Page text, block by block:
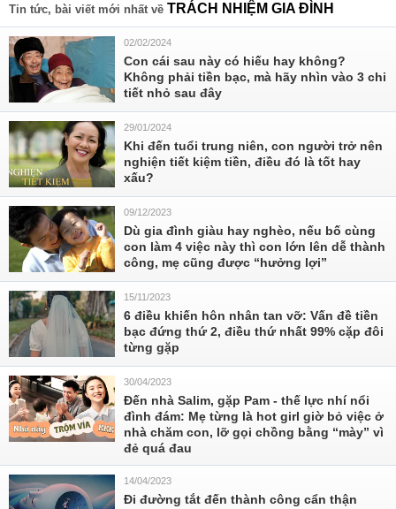
Tin tức, bài viết mới nhất về TRÁCH NHIỆM GIA ĐÌNH
02/02/2024
Con cái sau này có hiếu hay không?
Không phải tiền bạc, mà hãy nhìn vào 3 chi
tiết nhỏ sau đây
29/01/2024
Khi đến tuổi trung niên, con người trở nên
nghiện tiết kiệm tiền, điều đó là tốt hay
xấu?
09/12/2023
Dù gia đình giàu hay nghèo, nếu bố cùng
con làm 4 việc này thì con lớn lên dễ thành
công, mẹ cũng được “hưởng lợi”
15/11/2023
6 điều khiến hôn nhân tan vỡ: Vấn đề tiền
bạc đứng thứ 2, điều thứ nhất 99% cặp đôi
từng gặp
30/04/2023
Đến nhà Salim, gặp Pam - thế lực nhí nổi
đình đám: Mẹ từng là hot girl giờ bỏ việc ở
nhà chăm con, lỡ gọi chồng bằng “mày” vì
đẻ quá đau
14/04/2023
Đi đường tắt đến thành công cẩn thận